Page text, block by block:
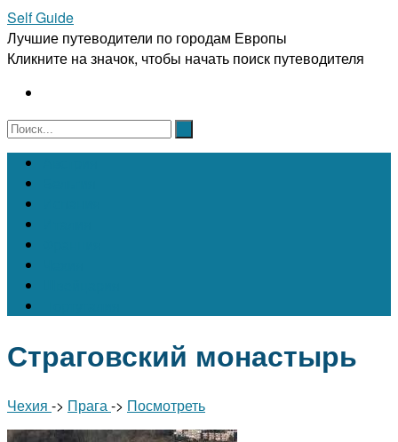
Self Guide
Лучшие путеводители по городам Европы
Кликните на значок, чтобы начать поиск путеводителя
Страговский монастырь
Чехия -> Прага-> Посмотреть